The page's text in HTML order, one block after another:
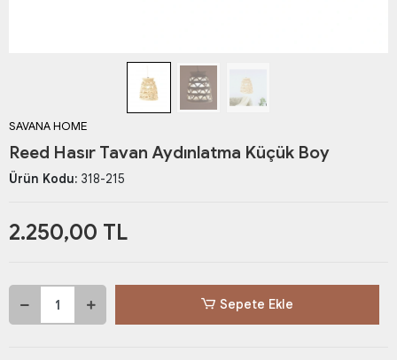
SAVANA HOME
Reed Hasır Tavan Aydınlatma Küçük Boy
Ürün Kodu: 318-215
2.250,00 TL
Sepete Ekle